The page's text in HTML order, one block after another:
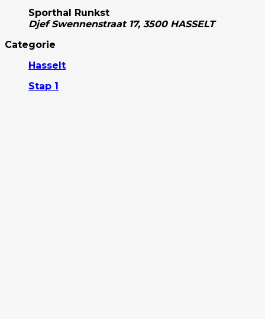
Sporthal Runkst
Djef Swennenstraat 17, 3500 HASSELT
Categorie
Hasselt
Stap 1